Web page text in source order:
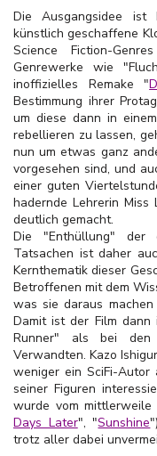
Die Ausgangsidee ist
künstlich geschaffene
Science Fiction-
Genrewerke wie
inoffizielles Remake "
Bestimmung ihrer
um diese dann in
rebellieren zu lassen,
nun um etwas ganz
vorgesehen sind, und
einer guten
hadernde Lehrerin
deutlich gemacht.
Die "Enthüllung" der
Tatsachen ist daher
Kernthematik dieser
Betroffenen mit dem
was sie daraus
Damit ist der Film
Runner" als bei den
Verwandten. Kazo
weniger ein SciFi-
seiner Figuren
wurde vom
Days Later", "Sunshine
trotz aller dabei